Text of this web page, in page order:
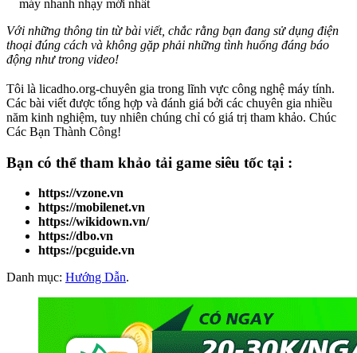
máy nhanh nhạy mới nhất
Với những thông tin từ bài viết, chắc rằng bạn đang sử dụng điện
thoại đúng cách và không gặp phải những tình huống đáng báo
động như trong video!
Tôi là licadho.org-chuyên gia trong lĩnh vực công nghệ máy tính.
Các bài viết được tổng hợp và đánh giá bởi các chuyên gia nhiều
năm kinh nghiệm, tuy nhiên chúng chỉ có giá trị tham khảo. Chúc
Các Bạn Thành Công!
Bạn có thể tham khảo tải game siêu tốc tại :
https://vzone.vn
https://mobilenet.vn
https://wikidown.vn/
https://dbo.vn
https://pcguide.vn
Danh mục: Hướng Dẫn.